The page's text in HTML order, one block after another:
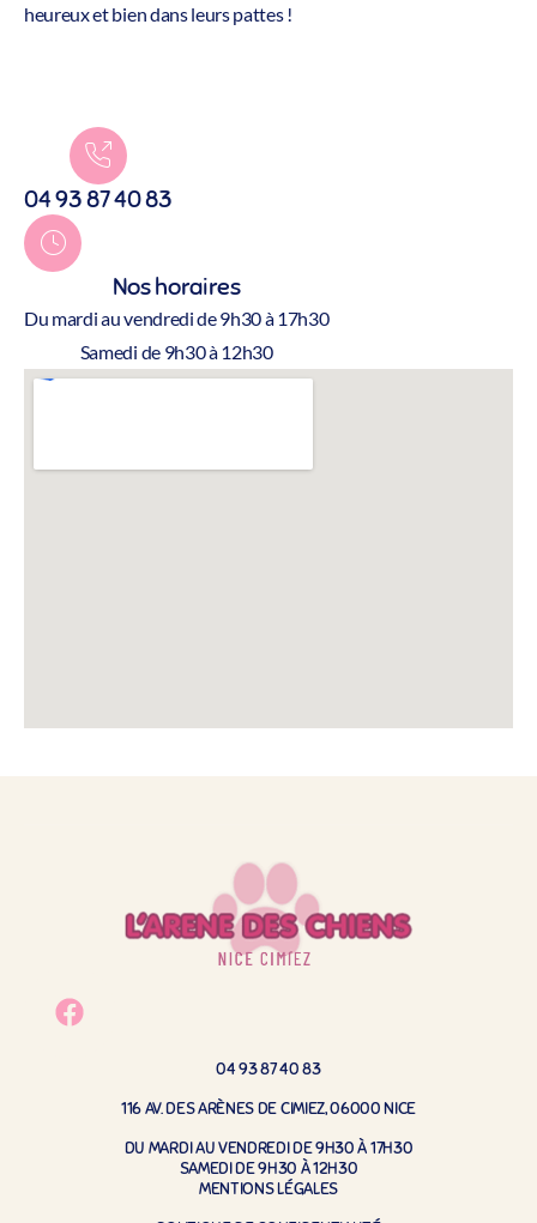
heureux et bien dans leurs pattes !
04 93 87 40 83
Nos horaires
Du mardi au vendredi de 9h30 à 17h30
Samedi de 9h30 à 12h30
04 93 87 40 83
116 AV. DES ARÈNES DE CIMIEZ, 06000 NICE
DU MARDI AU VENDREDI DE 9H30 À 17H30
SAMEDI DE 9H30 À 12H30
MENTIONS LÉGALES